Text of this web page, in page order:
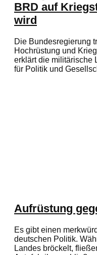
BRD auf
wird
Die Bundesregierung
Hochrüstung und
erklärt die militärische
für Politik und
Aufrüstung
Es gibt einen
deutschen Politik.
Landes bröckelt,